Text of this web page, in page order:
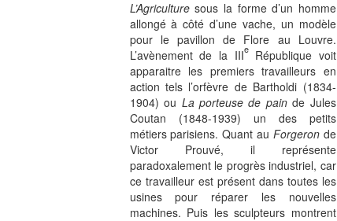
L’Agriculturesous la forme d’un homme
allongé à côté d’une vache, un modèle
pour le pavillon de Flore au Louvre.
L’avènement de la IIIeRépublique voit
apparaitre les premiers travailleurs en
action tels l’orfèvre de Bartholdi (1834-
1904) ou La porteuse de pain de Jules
Coutan (1848-1939) un des petits
métiers parisiens. Quant auForgeron de
Victor Prouvé, il représente
paradoxalement le progrès industriel, car
ce travailleur est présent dans toutes les
usines pour réparer les nouvelles
machines. Puis les sculpteurs montrent